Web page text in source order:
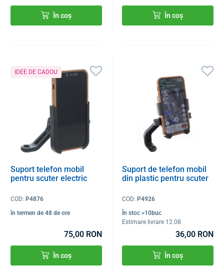
În coș În coș
IDEE DE CADOU
Suport telefon mobil
pentru scuter electric
COD: P4876
în termen de 48 de ore
75,00 RON
În coș
Suport de telefon mobil
din plastic pentru scuter
COD: P4926
În stoc >10buc
Estimare livrare 12.08
36,00 RON
În coș